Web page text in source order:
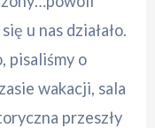
u nas działało.
pisaliśmy o
wakacji, sala
przeszły